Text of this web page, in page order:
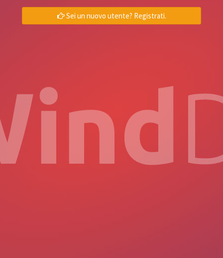
Sei un nuovo utente? Registrati.